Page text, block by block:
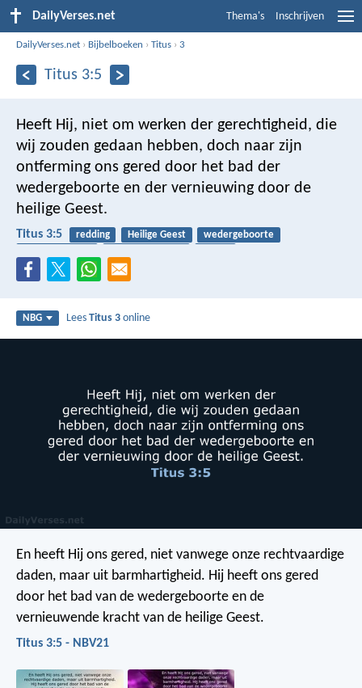
DailyVerses.net Thema's Inschrijven
DailyVerses.net › Bijbelboeken ›Titus ›3
Titus 3:5
Heeft Hij, niet om werken der gerechtigheid, die
wij zouden gedaan hebben, doch naar zijn
ontferming ons gered door het bad der
wedergeboorte en der vernieuwing door de
heilige Geest.
Titus 3:5 redding Heilige Geest
wedergeboorte
NBG LeesTitus 3 online
En heeft Hij ons gered, niet vanwege onze rechtvaardige
daden, maar uit barmhartigheid. Hij heeft ons gered
door het bad van de wedergeboorte en de
vernieuwende kracht van de heilige Geest.
Titus 3:5 - NBV21